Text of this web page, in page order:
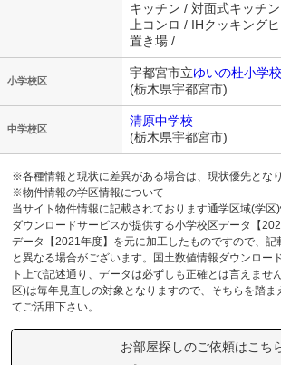
キッチン / 対面式キッチ
上コンロ / IHクッキング
置き場 /
小学校区
宇都宮市立ゆいの杜小学校
(栃木県宇都宮市)
中学校区
清原中学校
(栃木県宇都宮市)
※各種情報と現状に差異がある場合は、現状優先となり
※物件情報の学区情報について
当サイト物件情報に記載されております通学区域(学区
ダウンロードサービスが提供する小学校区データ【
データ【2021年度】を元に加工したものですので、記
と異なる場合がございます。国土数値情報ダウンロー
ト上で記述通り、データは必ずしも正確とは言えませ
区)は毎年見直しの対象となりますので、そちらを踏ま
てご活用下さい。
お部屋探しのご依頼はこち